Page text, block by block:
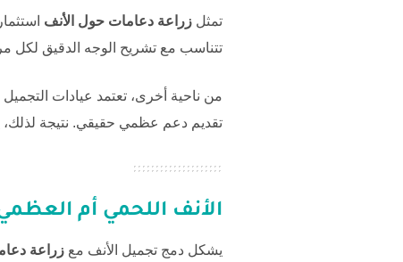
تمثل زراعة دعامات حول الأنف
تتناسب مع تشريح الوجه الدقيق لكل
من ناحية أخرى، تعتمد عيادات
تقديم دعم عظمي حقيقي. نتيجة
الأنف اللحمي أم
يشكل دمج تجميل الأنف مع زراعة